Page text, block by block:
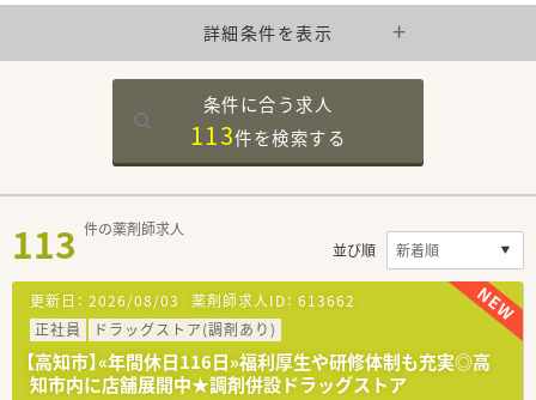
詳細条件を表示
条件に合う求人
113件を検索する
113 件の薬剤師求人
並び順
更新日： 2026/08/03 薬剤師求人ID： 613662
正社員
ドラッグストア(調剤あり)
【高知市】«年間休日116日»福利厚生や研修体制も充実◎高
知市内に店舗展開中★調剤併設ドラッグストア